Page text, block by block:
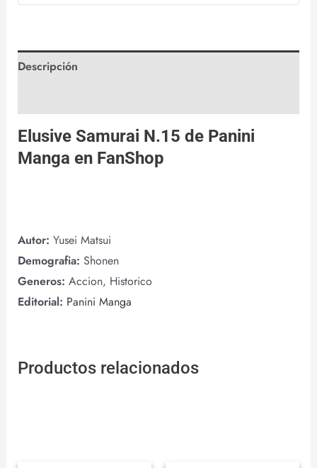
Descripción
Elusive Samurai N.15 de Panini
Manga en FanShop
Autor: Yusei Matsui
Demografia: Shonen
Generos: Accion, Historico
Editorial: Panini Manga
Productos relacionados